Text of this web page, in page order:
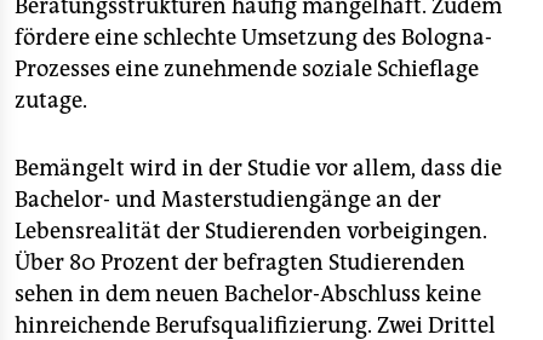
Beratungsstrukturen häufig mangelhaft. Zudem
fördere eine schlechte Umsetzung des Bologna-
Prozesses eine zunehmende soziale Schieflage
zutage.
Bemängelt wird in der Studie vor allem, dass die
Bachelor- und Masterstudiengänge an der
Lebensrealität der Studierenden vorbeigingen.
Über 80 Prozent der befragten Studierenden
sehen in dem neuen Bachelor-Abschluss keine
hinreichende Berufsqualifizierung. Zwei Drittel